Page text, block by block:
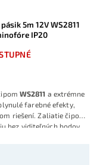
5m 12V WS2811
IP20
WS2811 a extrémne
farebné efekty,
riešení. Zaliatie čipov
bez viditeľných bodov,